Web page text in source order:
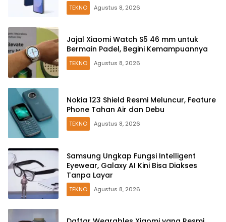
TEKNO Agustus 8, 2026
Jajal Xiaomi Watch S5 46 mm untuk
Bermain Padel, Begini Kemampuannya
TEKNO Agustus 8, 2026
Nokia 123 Shield Resmi Meluncur, Feature
Phone Tahan Air dan Debu
TEKNO Agustus 8, 2026
Samsung Ungkap Fungsi Intelligent
Eyewear, Galaxy AI Kini Bisa Diakses
Tanpa Layar
TEKNO Agustus 8, 2026